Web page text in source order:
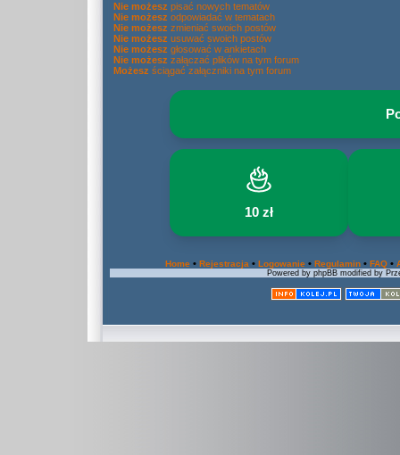
Nie możesz pisać nowych tematów
Nie możesz odpowiadać w tematach
Nie możesz zmieniać swoich postów
Nie możesz usuwać swoich postów
Nie możesz głosować w ankietach
Nie możesz załączać plików na tym forum
Możesz ściągać załączniki na tym forum
10 zł
Home • Rejestracja • Logowanie • Regulamin • FAQ •
Powered by phpBB modified by